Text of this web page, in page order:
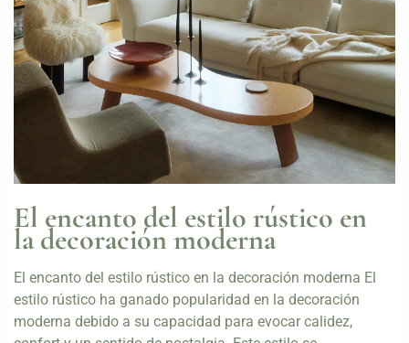
El encanto del estilo rústico en
la decoración moderna
El encanto del estilo rústico en la decoración moderna El
estilo rústico ha ganado popularidad en la decoración
moderna debido a su capacidad para evocar calidez,